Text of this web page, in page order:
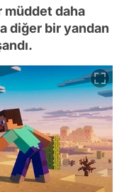
daha
diğer bir yandan